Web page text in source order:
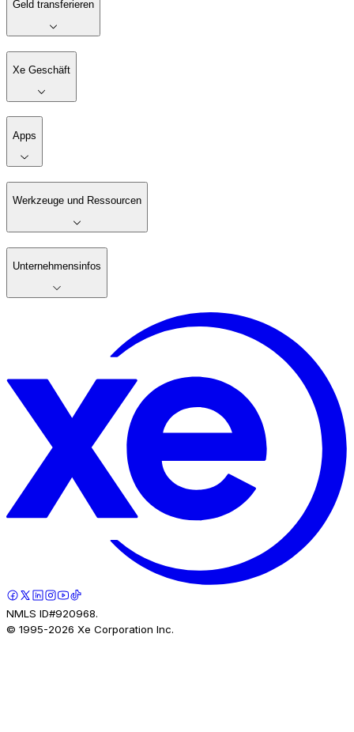
Geld transferieren
Xe Geschäft
Apps
Werkzeuge und Ressourcen
Unternehmensinfos
NMLS ID#920968.
© 1995-2026 Xe Corporation Inc.